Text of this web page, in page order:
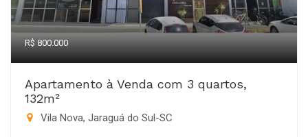
R$ 800.000
Apartamento à Venda com 3 quartos,
132m²
Vila Nova, Jaraguá do Sul-SC